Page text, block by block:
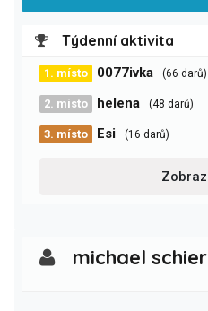
Týdenní aktivita
1. místo 0077ivka (66 darů)
2. místo helena (48 darů)
3. místo Esi (16 darů)
michael schier